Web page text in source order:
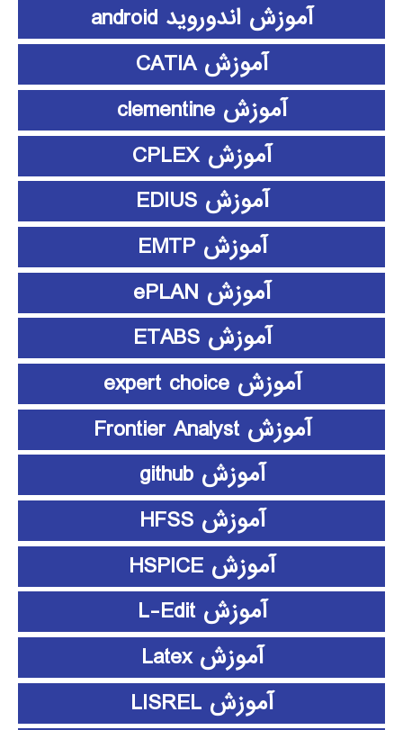
آموزش اندوروید android
آموزش CATIA
آموزش clementine
آموزش CPLEX
آموزش EDIUS
آموزش EMTP
آموزش ePLAN
آموزش ETABS
آموزش expert choice
آموزش Frontier Analyst
آموزش github
آموزش HFSS
آموزش HSPICE
آموزش L-Edit
آموزش Latex
آموزش LISREL